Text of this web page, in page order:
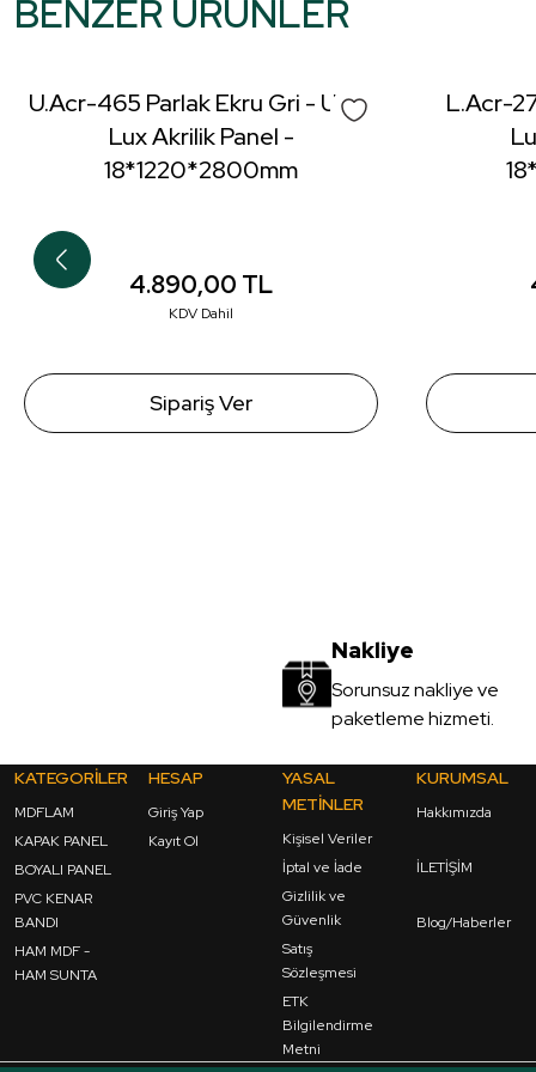
Ürün bilgilerinde hatalar bulunuyor.
Ürün fiyatı diğer sitelerden daha pahalı.
Bu ürüne benzer farklı alternatifler olmalı.
BENZER ÜRÜNLER
U.Acr-465 Parlak Ekru Gri - Ultra
Lux Akrilik Panel -
18*1220*2800mm
4.890,00 TL
KDV Dahil
Sipariş Ver
L.Acr-
Nakliye
Sorunsuz nakliye ve
paketleme hizmeti.
KATEGORİLER
MDFLAM
KAPAK PANEL
BOYALI PANEL
PVC KENAR
BANDI
HAM MDF -
HAM SUNTA
HESAP
Giriş Yap
Kayıt Ol
YASAL
METİNLER
Kişisel Veriler
İptal ve İade
Gizlilik ve
Güvenlik
Satış
Sözleşmesi
ETK
Bilgilendirme
Metni
KURUMSAL
Hakkımızda
İLETİŞİM
Blog/Haberler